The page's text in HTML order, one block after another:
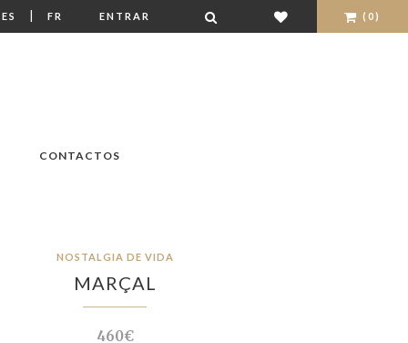
ES | FR ENTRAR (0)
CONTACTOS
NOSTALGIA DE VIDA
MARÇAL
460€